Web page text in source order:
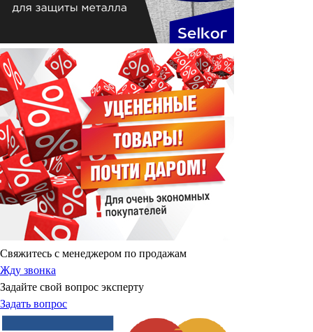
Свяжитесь с менеджером по продажам
Жду звонка
Задайте свой вопрос эксперту
Задать вопрос